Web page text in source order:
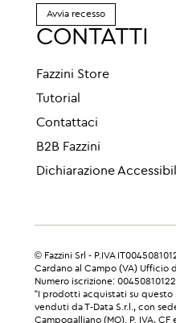
Avvia recesso
CONTATTI
Fazzini Store
Tutorial
Contattaci
B2B Fazzini
Dichiarazione
© Fazzini Srl - P.IVA
Cardano al Campo (VA) Ufficio
Numero iscrizione:
“I prodotti acquistati su
venduti da T-Data S.r.l., con
Campogalliano (MO). P. IVA,